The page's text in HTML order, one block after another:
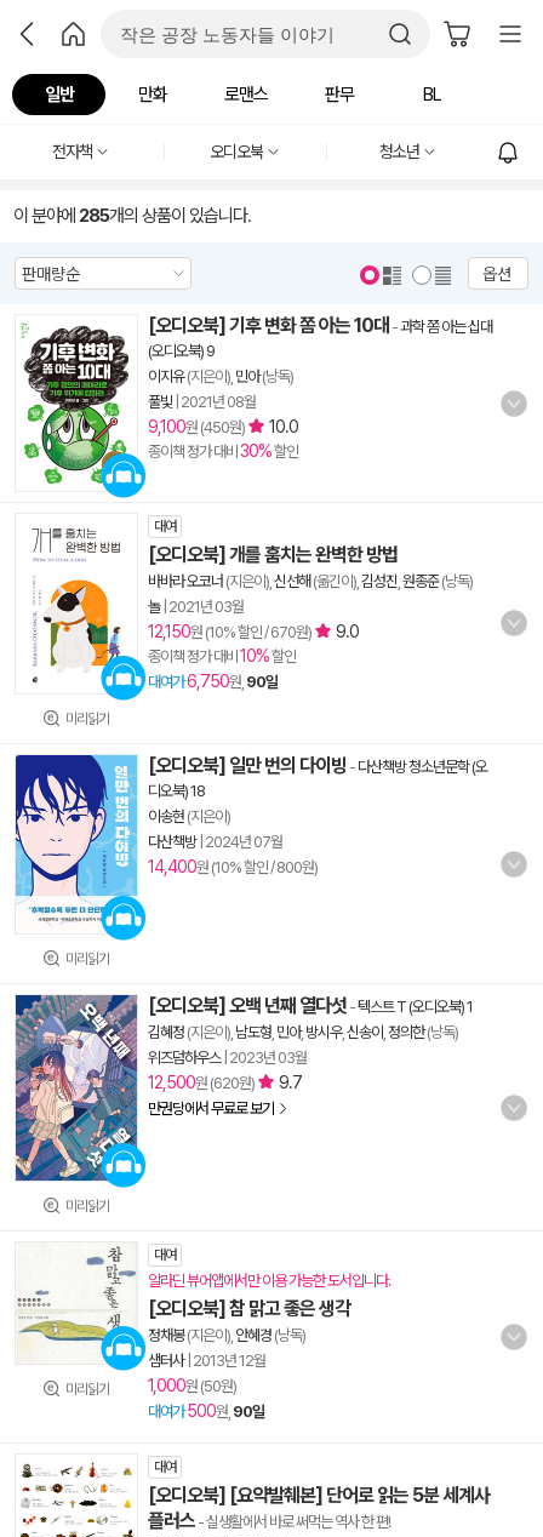
일반 만화 로맨스 판무 BL
전자책 오디오북 청소년
이 분야에 285개의 상품이 있습니다.
옵션
[오디오북] 기후 변화 쫌 아는 10대 -과학 쫌 아는 십대
(오디오북) 9
이지유(지은이), 민아(낭독)
풀빛 2021년 08월
9,100원 (450원) 10.0
종이책 정가 대비 30%할인
미리읽기
대여
[오디오북] 개를 훔치는 완벽한 방법
바바라 오코너 (지은이), 신선해 (옮긴이), 김성진 원종준(낭독)
놀| 2021년 03월
12,150원 (10% 할인 / 670원) 9.0
종이책 정가 대비 10%할인
대여가6,750원, 90일
미리읽기
[오디오북] 일만 번의 다이빙 - 다산책방 청소년문학 (오
디오북) 18
이송현 (지은이)
다산책방| 2024년 07월
14,400원 (10% 할인 / 800원)
미리읽기
[오디오북] 오백 년째 열다섯 -텍스트 T (오디오북) 1
김혜정 (지은이), 남도형 민아, 방시우, 신송이 정의한(낭독)
위즈덤하우스| 2023년 03월
12,500원 (620원) 9.7
만권당에서 무료로 보기
미리읽기
대여
알라딘 뷰어앱에서만 이용 가능한 도서입니다.
[오디오북] 참 맑고 좋은 생각
정채봉(지은이), 안혜경 (낭독)
샘터사| 2013년 12월
1,000원 (50원)
대여가 500원, 90일
대여
[오디오북] [요약발췌본] 단어로 읽는 5분 세계사
플러스 - 실생활에서 바로 써먹는 역사 한 편!